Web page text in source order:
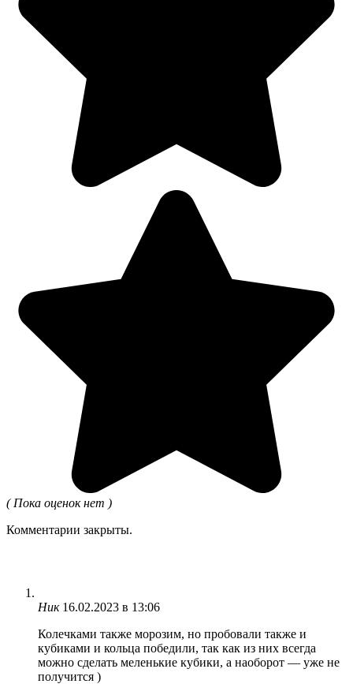
( Пока оценок нет )
Комментарии закрыты.
Ник 16.02.2023 в 13:06
Колечками также морозим, но пробовали также и
кубиками и кольца победили, так как из них всегда
можно сделать меленькие кубики, а наоборот — уже не
получится )